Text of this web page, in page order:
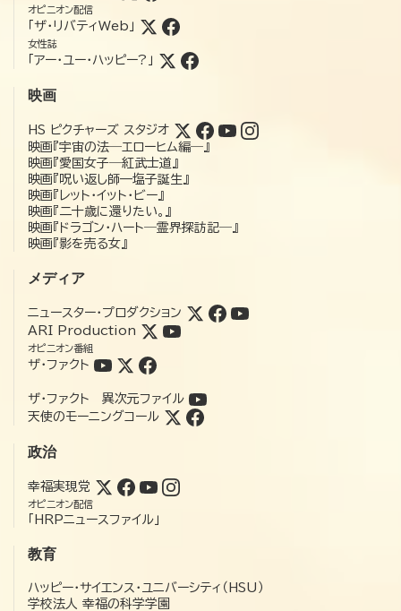
オピニオン配信
「ザ・リバティWeb」
女性誌
「アー・ユー・ハッピー?」
映画
HS ピクチャーズ スタジオ
映画『宇宙の法―エローヒム編―』
映画『愛国女子―紅武士道』
映画『呪い返し師—塩子誕生』
映画『レット・イット・ビー』
映画『二十歳に還りたい。』
映画『ドラゴン・ハート―霊界探訪記―』
映画『影を売る女』
メディア
ニュースター・プロダクション
ARI Production
オピニオン番組
ザ・ファクト
ザ・ファクト 異次元ファイル
天使のモーニングコール
政治
幸福実現党
オピニオン配信
「HRPニュースファイル」
教育
ハッピー・サイエンス・ユニバーシティ（HSU）
学校法人 幸福の科学学園